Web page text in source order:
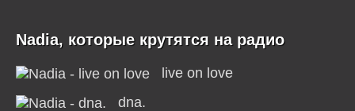
Nadia, которые крутятся на радио
live on love
dna.